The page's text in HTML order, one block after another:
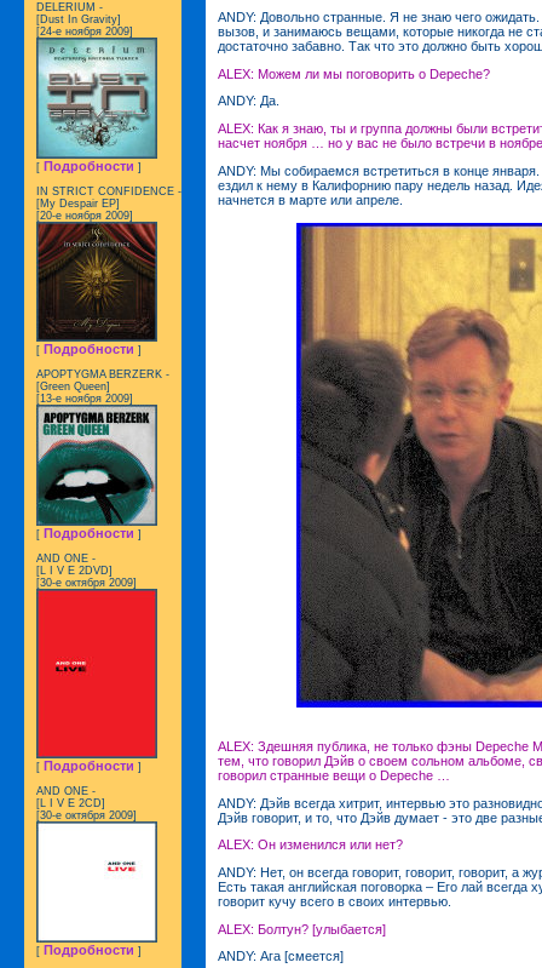
ANDY: Довольно странные. Я не знаю чего
вызов, и занимаюсь вещами, которые никогда не
достаточно забавно. Так что это должно быть
ALEX: Можем ли мы поговорить о Depeche?
ANDY: Да.
ALEX: Как я знаю, ты и группа должны были
насчет ноября … но у вас не было встречи в
ANDY: Мы собираемся встретиться в конце
ездил к нему в Калифорнию пару недель назад.
начнется в марте или апреле.
ALEX: Здешняя публика, не только фэны Depeche
тем, что говорил Дэйв о своем сольном альбоме,
говорил странныe вещи о Depeche …
ANDY: Дэйв всегда хитрит, интервью это
Дэйв говорит, и то, что Дэйв думает - это две
ALEX: Он изменился или нет?
ANDY: Нет, он всегда говорит, говорит, говорит, а
Есть такая английская поговорка – Его лай всегда
говорит кучу всего в своих интервью.
ALEX: Болтун? [улыбается]
ANDY: Ага [смеется]
DELERIUM -
[Dust In Gravity]
[24-е ноября 2009]
[ Подробности ]
IN STRICT CONFIDENCE -
[My Despair EP]
[20-е ноября 2009]
[ Подробности ]
APOPTYGMA BERZERK -
[Green Queen]
[13-е ноября 2009]
[ Подробности ]
AND ONE -
[L I V E 2DVD]
[30-е октября 2009]
[ Подробности ]
AND ONE -
[L I V E 2CD]
[30-е октября 2009]
[ Подробности ]